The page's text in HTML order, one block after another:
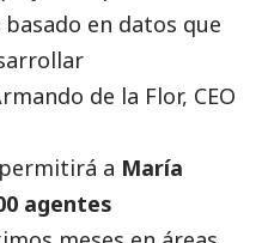
en datos que
de la Flor, CEO
permitirá a María
agentes